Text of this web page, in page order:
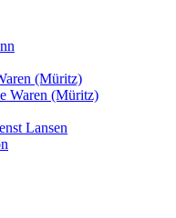
(Müritz)
Waren (Müritz)
Lansen